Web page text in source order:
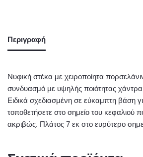
Περιγραφή
Νυφική στέκα με χειροποίητα
συνδυασμό με υψηλής ποιότητας
Ειδικά σχεδιασμένη σε εύκαμπτη βάση
τοποθετήσετε στο σημείο του κεφαλιού
ακριβώς. Πλάτος 7 εκ στο ευρύτερο